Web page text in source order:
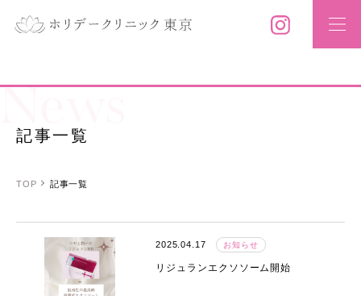
記事一覧
TOP 記事一覧
2025.04.17 お知らせ
リジュランエクソソーム開始